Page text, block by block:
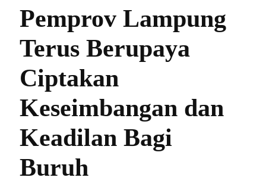
Pemprov Lampung
Terus Berupaya
Ciptakan
Keseimbangan dan
Keadilan Bagi
Buruh